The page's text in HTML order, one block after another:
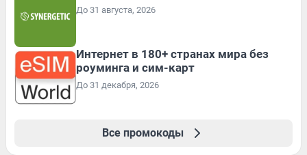
До 31 августа, 2026
Интернет в 180+ странах мира без
роуминга и сим-карт
До 31 декабря, 2026
Все промокоды